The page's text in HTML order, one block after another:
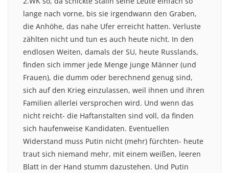
lange nach vorne, bis sie irgendwann den Graben,
die Anhöhe, das nahe Ufer erreicht hatten. Verluste
zählten nicht und tun es auch heute nicht. In den
endlosen Weiten, damals der SU, heute Russlands,
finden sich immer jede Menge junge Männer (und
Frauen), die dumm oder berechnend genug sind,
sich auf den Krieg einzulassen, weil ihnen und ihren
Familien allerlei versprochen wird. Und wenn das
nicht reicht- die Haftanstalten sind voll, da finden
sich haufenweise Kandidaten. Eventuellen
Widerstand muss Putin nicht (mehr) fürchten- heute
traut sich niemand mehr, mit einem weißen, leeren
Blatt in der Hand stumm dazustehen. Und Putin